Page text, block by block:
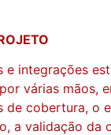
e integrações
várias mãos,
de cobertura, o
a validação da